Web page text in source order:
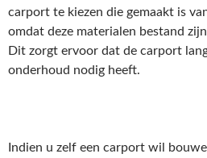
carport te kiezen die gemaakt is
omdat deze materialen bestand
Dit zorgt ervoor dat de carport
onderhoud nodig heeft.
Indien u zelf een carport wil